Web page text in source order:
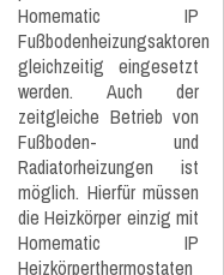
Homematic IP
Fußbodenheizungsaktoren
gleichzeitig eingesetzt
werden. Auch der
zeitgleiche Betrieb von
Fußboden- und
Radiatorheizungen ist
möglich. Hierfür müssen
die Heizkörper einzig mit
Homematic IP
Heizkörperthermostaten